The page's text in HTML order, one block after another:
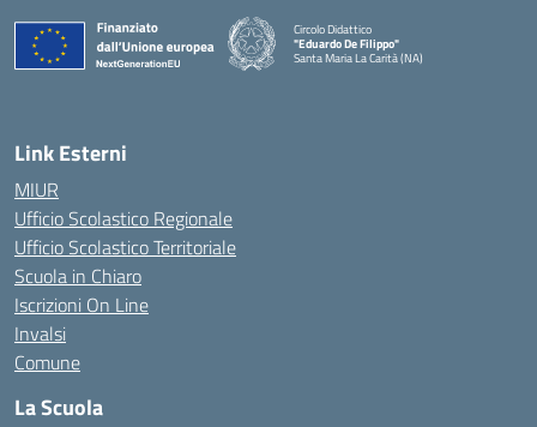
Circolo Didattico
"Eduardo De Filippo"
Santa Maria La Carità (NA)
Link Esterni
MIUR
Ufficio Scolastico Regionale
Ufficio Scolastico Territoriale
Scuola in Chiaro
Iscrizioni On Line
Invalsi
Comune
La Scuola